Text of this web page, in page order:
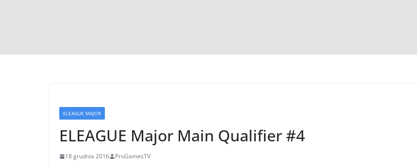
ELEAGUE MAJOR
ELEAGUE Major Main Qualifier #4
18 grudnia 2016 ProGamesTV